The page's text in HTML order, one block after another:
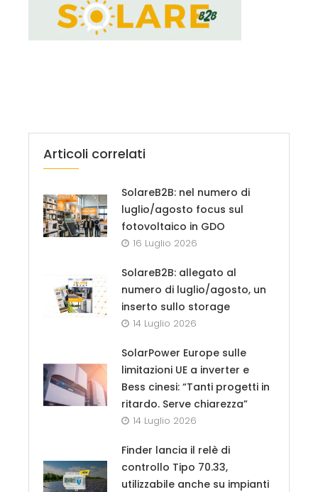
Articoli correlati
SolareB2B: nel numero di
luglio/agosto focus sul
fotovoltaico in GDO
16 Luglio 2026
SolareB2B: allegato al
numero di luglio/agosto, un
inserto sullo storage
14 Luglio 2026
SolarPower Europe sulle
limitazioni UE a inverter e
Bess cinesi: “Tanti progetti in
ritardo. Serve chiarezza”
14 Luglio 2026
Finder lancia il relè di
controllo Tipo 70.33,
utilizzabile anche su impianti